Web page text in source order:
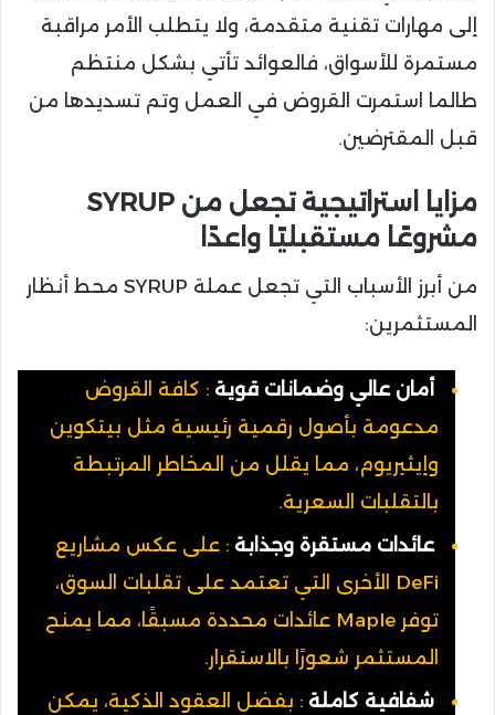
إلى مهارات تقنية متقدمة، ولا يتطلب الأمر مراقبة
مستمرة للأسواق، فالعوائد تأتي بشكل منتظم
طالما استمرت القروض في العمل وتم تسديدها من
قبل المقترضين.
مزايا استراتيجية تجعل من SYRUP
مشروعًا مستقبليًا واعدًا
من أبرز الأسباب التي تجعل عملة SYRUP محط أنظار
المستثمرين:
أمان عالي وضمانات قوية : كافة القروض
مدعومة بأصول رقمية رئيسية مثل بيتكوين
وإيثيريوم، مما يقلل من المخاطر المرتبطة
بالتقلبات السعرية.
عائدات مستقرة وجذابة : على عكس مشاريع
DeFi الأخرى التي تعتمد على تقلبات السوق،
توفر Maple عائدات محددة مسبقًا، مما يمنح
المستثمر شعورًا بالاستقرار.
شفافية كاملة : بفضل العقود الذكية، يمكن